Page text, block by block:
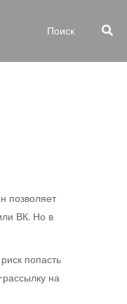
позволяет
ВК. Но в
попасть
на